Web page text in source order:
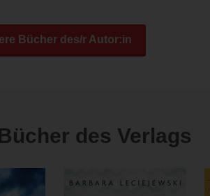
Bücher des/r Autor:in
des Verlags